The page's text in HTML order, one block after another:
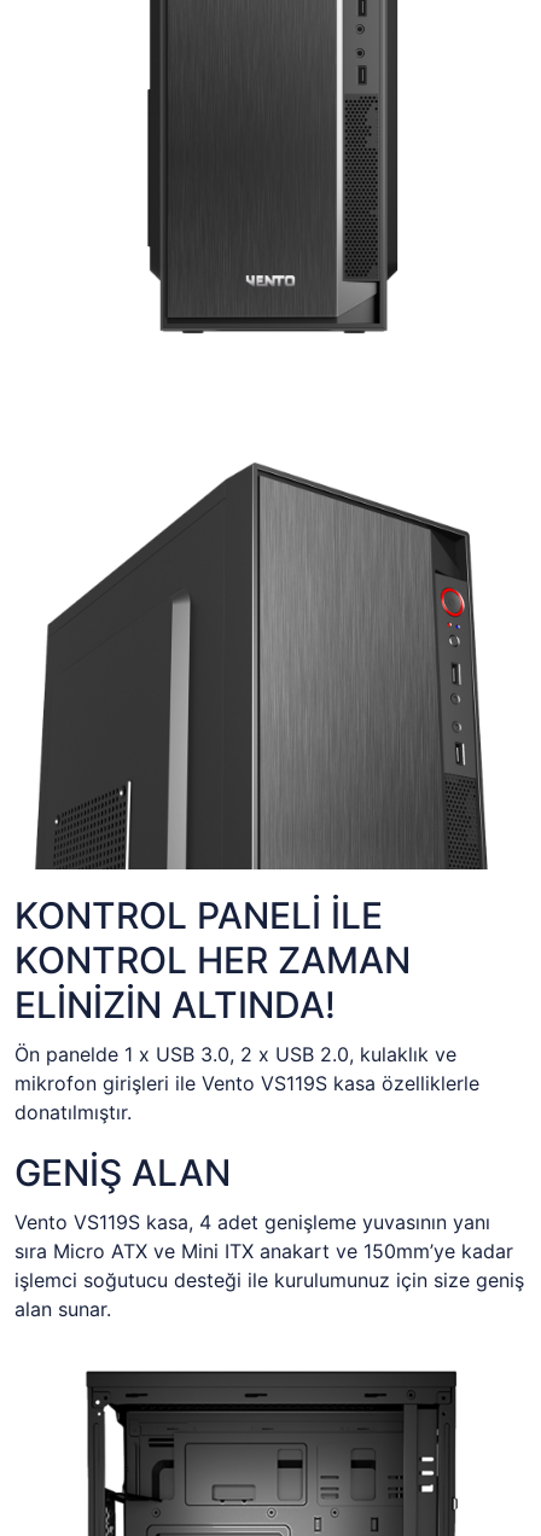
KONTROL PANELİ İLE
KONTROL HER ZAMAN
ELİNİZİN ALTINDA!
Ön panelde 1 x USB 3.0, 2 x USB 2.0, kulaklık ve
mikrofon girişleri ile Vento VS119S kasa özelliklerle
donatılmıştır.
GENİŞ ALAN
Vento VS119S kasa, 4 adet genişleme yuvasının yanı
sıra Micro ATX ve Mini ITX anakart ve 150mm’ye kadar
işlemci soğutucu desteği ile kurulumunuz için size geniş
alan sunar.